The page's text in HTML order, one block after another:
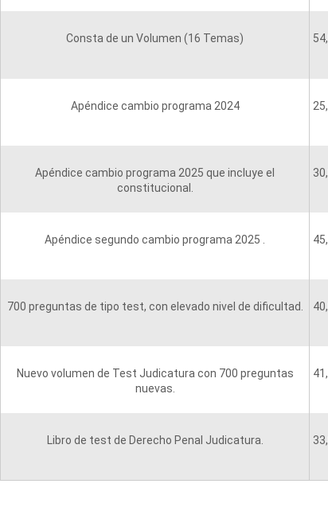
Consta de un Volumen (16 Temas)
Apéndice cambio programa 2024
Apéndice cambio programa 2025 que incluye el
constitucional.
Apéndice segundo cambio programa 2025 .
700 preguntas de tipo test, con elevado nivel de dificultad.
Nuevo volumen de Test Judicatura con 700 preguntas
nuevas.
Libro de test de Derecho Penal Judicatura.